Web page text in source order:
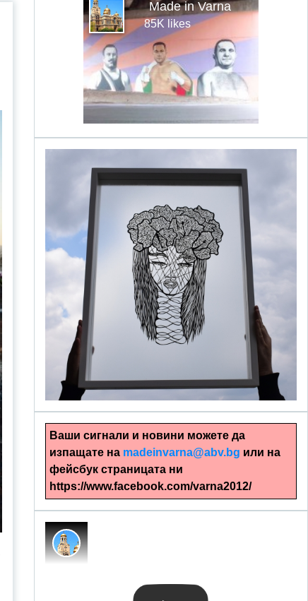
Made in Varna
85K likes
alinapapercut.com
Ръчно изрязани картини
Ваши сигнали и новини можете да
изпащате на madeinvarna@abv.bg или на
фейсбук страницата ни
https://www.facebook.com/varna2012/